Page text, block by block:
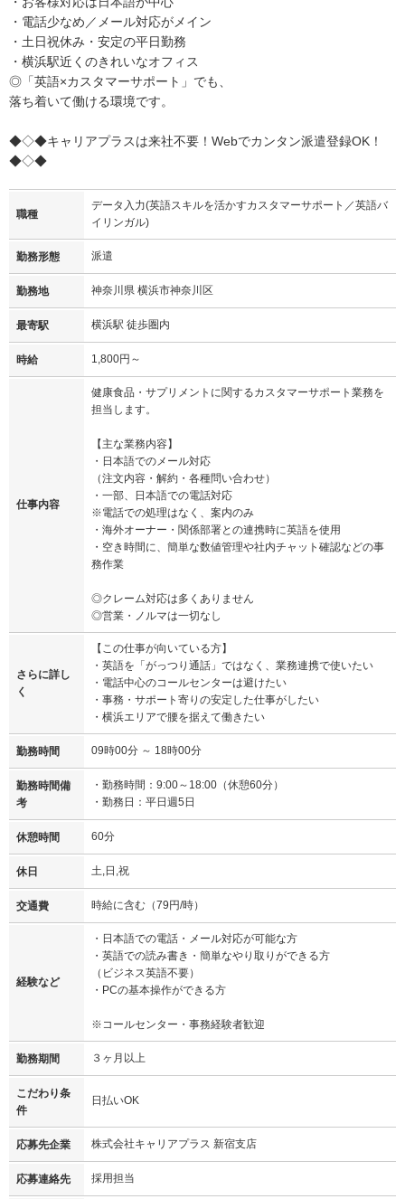
・電話少なめ／メール対応がメイン
・土日祝休み・安定の平日勤務
・横浜駅近くのきれいなオフィス
◎「英語×カスタマーサポート」でも、
落ち着いて働ける環境です。
◆◇◆キャリアプラスは来社不要！Webでカンタン派遣登録OK！
◆◇◆
職種
データ入力(英語スキルを活かすカスタマーサポート／英語バ
イリンガル)
勤務形態 派遣
勤務地 神奈川県 横浜市神奈川区
最寄駅 横浜駅 徒歩圏内
時給 1,800円～
仕事内容
健康食品・サプリメントに関するカスタマーサポート業務を
担当します。
【主な業務内容】
・日本語でのメール対応
（注文内容・解約・各種問い合わせ）
・一部、日本語での電話対応
※電話での処理はなく、案内のみ
・海外オーナー・関係部署との連携時に英語を使用
・空き時間に、簡単な数値管理や社内チャット確認などの事
務作業
◎クレーム対応は多くありません
◎営業・ノルマは一切なし
さらに詳し
く
【この仕事が向いている方】
・英語を「がっつり通話」ではなく、業務連携で使いたい
・電話中心のコールセンターは避けたい
・事務・サポート寄りの安定した仕事がしたい
・横浜エリアで腰を据えて働きたい
勤務時間 09時00分 ～ 18時00分
勤務時間備
考
・勤務時間：9:00～18:00（休憩60分）
・勤務日：平日週5日
休憩時間 60分
休日 土,日,祝
交通費 時給に含む（79円/時）
経験など
・日本語での電話・メール対応が可能な方
・英語での読み書き・簡単なやり取りができる方
（ビジネス英語不要）
・PCの基本操作ができる方
※コールセンター・事務経験者歓迎
勤務期間 ３ヶ月以上
こだわり条
件
日払いOK
応募先企業 株式会社キャリアプラス 新宿支店
応募連絡先 採用担当